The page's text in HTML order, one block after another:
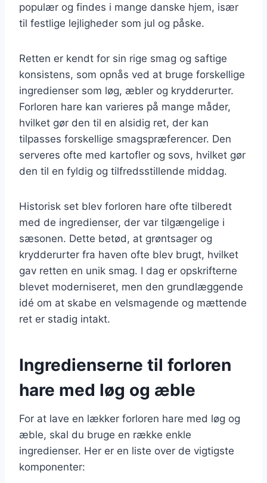
populær og findes i mange danske hjem, især
til festlige lejligheder som jul og påske.
Retten er kendt for sin rige smag og saftige
konsistens, som opnås ved at bruge forskellige
ingredienser som løg, æbler og krydderurter.
Forloren hare kan varieres på mange måder,
hvilket gør den til en alsidig ret, der kan
tilpasses forskellige smagspræferencer. Den
serveres ofte med kartofler og sovs, hvilket gør
den til en fyldig og tilfredsstillende middag.
Historisk set blev forloren hare ofte tilberedt
med de ingredienser, der var tilgængelige i
sæsonen. Dette betød, at grøntsager og
krydderurter fra haven ofte blev brugt, hvilket
gav retten en unik smag. I dag er opskrifterne
blevet moderniseret, men den grundlæggende
idé om at skabe en velsmagende og mættende
ret er stadig intakt.
Ingredienserne til forloren
hare med løg og æble
For at lave en lækker forloren hare med løg og
æble, skal du bruge en række enkle
ingredienser. Her er en liste over de vigtigste
komponenter: